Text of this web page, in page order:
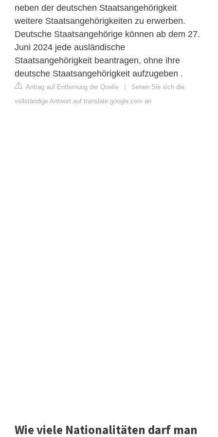
neben der deutschen Staatsangehörigkeit
weitere Staatsangehörigkeiten zu erwerben.
Deutsche Staatsangehörige können ab dem 27.
Juni 2024 jede ausländische
Staatsangehörigkeit beantragen, ohne ihre
deutsche Staatsangehörigkeit aufzugeben .
Antrag auf Entfernung der Quelle | Sehen Sie sich die
vollständige Antwort auf translate.google.com an
Wie viele Nationalitäten darf man